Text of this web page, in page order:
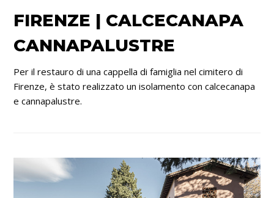
FIRENZE | CALCECANAPA
CANNAPALUSTRE
Per il restauro di una cappella di famiglia nel cimitero di
Firenze, è stato realizzato un isolamento con calcecanapa
e cannapalustre.